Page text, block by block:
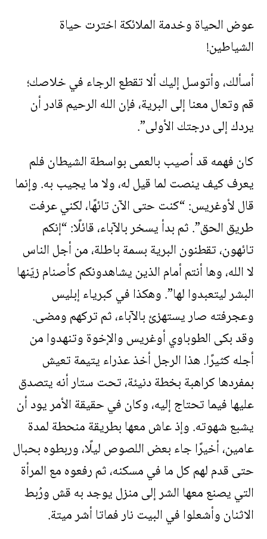
عوض الحياة وخدمة الملائكة اخترت حياة
الشياطين!
أسألك، وأتوسل إليك ألا تقطع الرجاء في خلاصك؛
قم وتعال معنا إلى البرية، فإن الله الرحيم قادر أن
يردك إلى درجتك الأولى”.
كان فهمه قد أصيب بالعمى بواسطة الشيطان فلم
يعرف كيف ينصت لما قيل له، ولا ما يجيب به. وإنما
قال لأوغريس: “كنت حتى الآن تائهًا، لكني عرفت
طريق الحق”. ثم بدأ يسخر بالآباء، قائلًا: “إنكم
تائهون، تقطنون البرية بسمة باطلة، من أجل الناس
لا الله، وها أنتم أمام الذين يشاهدونكم كأصنام زيّنها
البشر ليتعبدوا لها”. وهكذا في كبرياء إبليس
وعجرفته صار يستهزئ بالآباء، ثم تركهم ومضى.
وقد بكى الطوباوي أوغريس والإخوة وتنهدوا من
أجله كثيرًا. هذا الرجل أخذ عذراء يتيمة تعيش
بمفردها كراهبة بخطة دنيئة، تحت ستار أنه يتصدق
عليها فيما تحتاج إليه، وكان في حقيقة الأمر يود أن
يشبع شهوته. وإذ عاش معها بطريقة منحطة لمدة
عامين، أخيرًا جاء بعض اللصوص ليلًا، وربطوه بحبال
حتى قدم لهم كل ما في مسكنه، ثم رفعوه مع المرأة
التي يصنع معها الشر إلى منزل يوجد به قش ورُبط
الاثنان وأشعلوا في البيت نار فماتا أشر ميتة.